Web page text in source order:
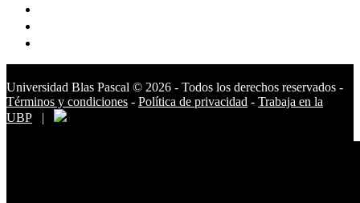
Universidad Blas Pascal ©️ 2026 - Todos los derechos reservados -
Términos y condiciones - Política de privacidad - Trabaja en la
UBP |